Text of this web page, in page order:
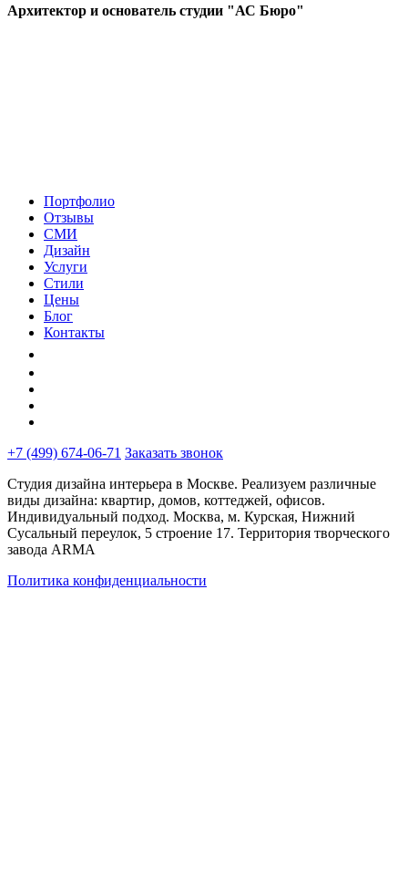
Архитектор и основатель студии "АС Бюро"
Портфолио
Отзывы
СМИ
Дизайн
Услуги
Стили
Цены
Блог
Контакты
+7 (499) 674-06-71 Заказать звонок
Студия дизайна интерьера в Москве. Реализуем различные
виды дизайна: квартир, домов, коттеджей, офисов.
Индивидуальный подход. Москва, м. Курская, Нижний
Сусальный переулок, 5 строение 17. Территория творческого
завода ARMA
Политика конфиденциальности